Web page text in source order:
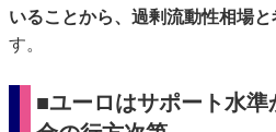
いることから、過剰流動性相場と
す。
■ユーロはサポート水